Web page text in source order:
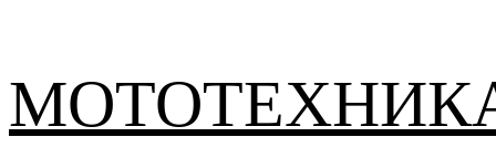
содержимому